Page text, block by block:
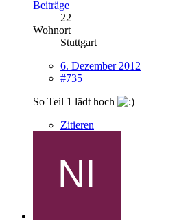
Beiträge
22
Wohnort
Stuttgart
6. Dezember 2012
#735
So Teil 1 lädt hoch
Zitieren